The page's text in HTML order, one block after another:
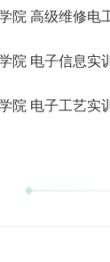
院 高级维修电
院 电子信息实
院 电子工艺实